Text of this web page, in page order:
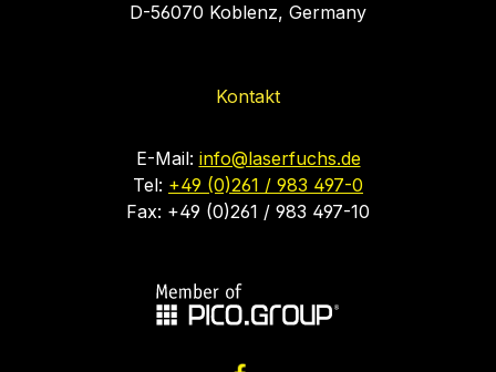
D-56070 Koblenz, Germany
Kontakt
E-Mail: info@laserfuchs.de
Tel: +49 (0)261 / 983 497-0
Fax: +49 (0)261 / 983 497-10